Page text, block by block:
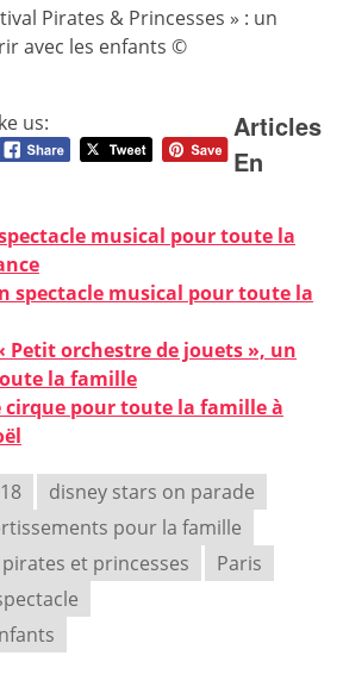
Pirates & Princesses » : un
avec les enfants ©
us:
Articles
En
musical pour toute la
spectacle musical pour toute la
Petit orchestre de jouets », un
la famille
cirque pour toute la famille à
disney stars on parade
pour la famille
et princesses
Paris